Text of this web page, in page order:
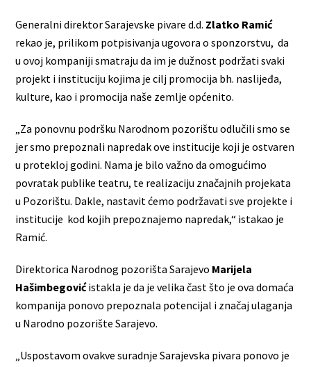
Generalni direktor Sarajevske pivare d.d. Zlatko Ramić
rekao je, prilikom potpisivanja ugovora o sponzorstvu, da
u ovoj kompaniji smatraju da im je dužnost podržati svaki
projekt i instituciju kojima je cilj promocija bh. naslijeđa,
kulture, kao i promocija naše zemlje općenito.
„Za ponovnu podršku Narodnom pozorištu odlučili smo se
jer smo prepoznali napredak ove institucije koji je ostvaren
u protekloj godini. Nama je bilo važno da omogućimo
povratak publike teatru, te realizaciju značajnih projekata
u Pozorištu. Dakle, nastavit ćemo podržavati sve projekte i
institucije kod kojih prepoznajemo napredak,“ istakao je
Ramić.
Direktorica Narodnog pozorišta Sarajevo Marijela
Hašimbegovićistakla je da je velika čast što je ova domaća
kompanija ponovo prepoznala potencijal i značaj ulaganja
u Narodno pozorište Sarajevo.
„Uspostavom ovakve suradnje Sarajevska pivara ponovo je